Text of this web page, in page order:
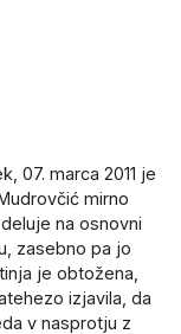
07. marca 2011 je
mirno
na osnovni
zasebno pa jo
je obtožena,
izjavila, da
v nasprotju z